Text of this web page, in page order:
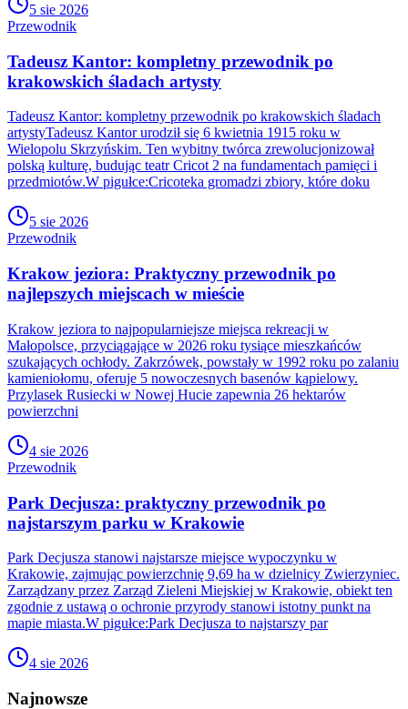
5 sie 2026
Przewodnik
Tadeusz Kantor: kompletny przewodnik po
krakowskich śladach artysty
Tadeusz Kantor: kompletny przewodnik po krakowskich śladach
artystyTadeusz Kantor urodził się 6 kwietnia 1915 roku w
Wielopolu Skrzyńskim. Ten wybitny twórca zrewolucjonizował
polską kulturę, budując teatr Cricot 2 na fundamentach pamięci i
przedmiotów.W pigułce:Cricoteka gromadzi zbiory, które doku
5 sie 2026
Przewodnik
Krakow jeziora: Praktyczny przewodnik po
najlepszych miejscach w mieście
Krakow jeziora to najpopularniejsze miejsca rekreacji w
Małopolsce, przyciągające w 2026 roku tysiące mieszkańców
szukających ochłody. Zakrzówek, powstały w 1992 roku po zalaniu
kamieniołomu, oferuje 5 nowoczesnych basenów kąpielowy.
Przylasek Rusiecki w Nowej Hucie zapewnia 26 hektarów
powierzchni
4 sie 2026
Przewodnik
Park Decjusza: praktyczny przewodnik po
najstarszym parku w Krakowie
Park Decjusza stanowi najstarsze miejsce wypoczynku w
Krakowie, zajmując powierzchnię 9,69 ha w dzielnicy Zwierzyniec.
Zarządzany przez Zarząd Zieleni Miejskiej w Krakowie, obiekt ten
zgodnie z ustawą o ochronie przyrody stanowi istotny punkt na
mapie miasta.W pigułce:Park Decjusza to najstarszy par
4 sie 2026
Najnowsze